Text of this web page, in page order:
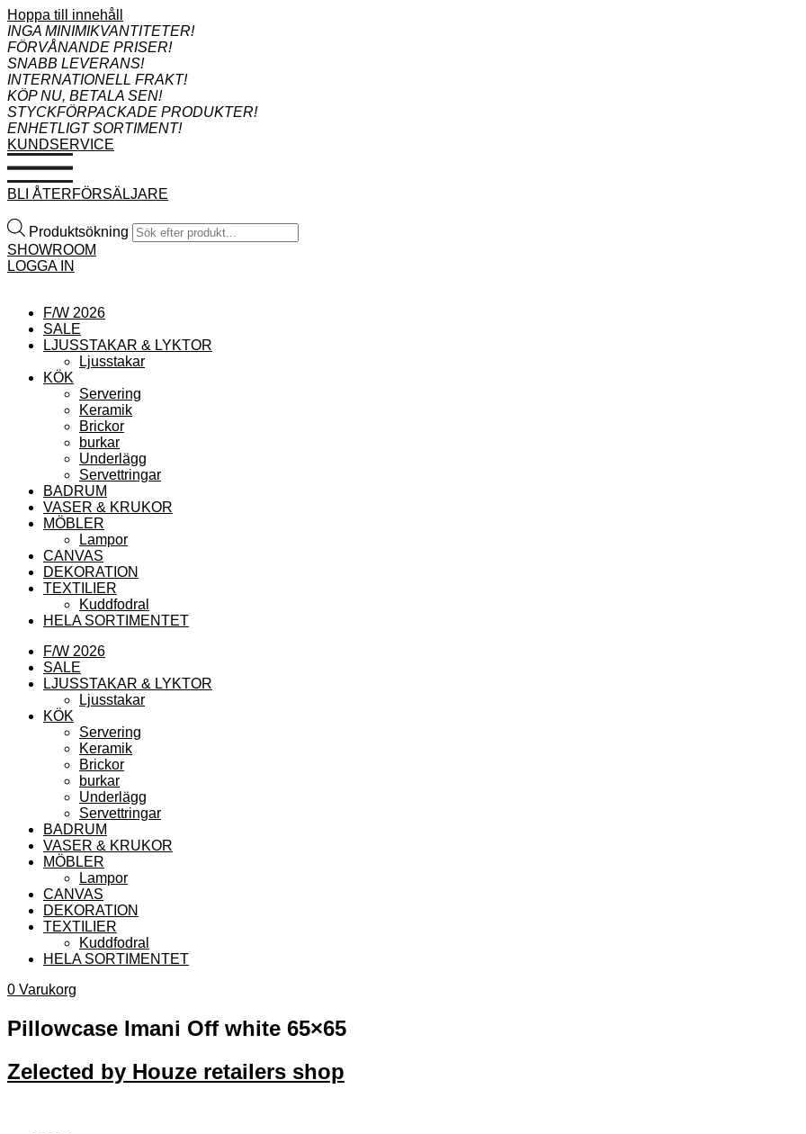
Hoppa till innehåll
INGA MINIMIKVANTITETER!
FÖRVÅNANDE PRISER!
SNABB LEVERANS!
INTERNATIONELL FRAKT!
KÖP NU, BETALA SEN!
STYCKFÖRPACKADE PRODUKTER!
ENHETLIGT SORTIMENT!
KUNDSERVICE
BLI ÅTERFÖRSÄLJARE
Produktsökning
SHOWROOM
LOGGA IN
F/W 2026
SALE
LJUSSTAKAR & LYKTOR
Ljusstakar
KÖK
Servering
Keramik
Brickor
burkar
Underlägg
Servettringar
BADRUM
VASER & KRUKOR
MÖBLER
Lampor
CANVAS
DEKORATION
TEXTILIER
Kuddfodral
HELA SORTIMENTET
F/W 2026
SALE
LJUSSTAKAR & LYKTOR
Ljusstakar
KÖK
Servering
Keramik
Brickor
burkar
Underlägg
Servettringar
BADRUM
VASER & KRUKOR
MÖBLER
Lampor
CANVAS
DEKORATION
TEXTILIER
Kuddfodral
HELA SORTIMENTET
0 Varukorg
Pillowcase Imani Off white 65×65
Zelected by Houze retailers shop